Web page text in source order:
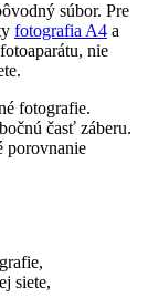
súbor. Pre
fotografia A4 a
nie
fotografie.
časť záberu.
porovnanie
siete,